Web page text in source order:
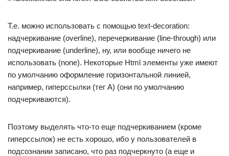
Т.е. можно использовать с помощью text-decoration:
надчеркивание (overline), перечеркивание (line-through) или
подчеркивание (underline), ну, или вообще ничего не
использовать (none). Некоторые Html элементы уже имеют
по умолчанию оформление горизонтальной линией,
например, гиперссылки (тег A) (они по умолчанию
подчеркиваются).
Поэтому выделять что-то еще подчеркиванием (кроме
гиперссылок) не есть хорошо, ибо у пользователей в
подсознании записано, что раз подчеркнуто (а еще и